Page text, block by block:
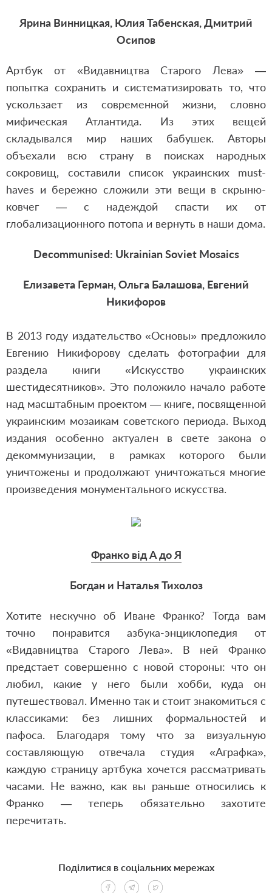
Ярина Винницкая, Юлия Табенская, Дмитрий
Осипов
Артбук от «Видавництва Старого Лева» —
попытка сохранить и систематизировать то, что
ускользает из современной жизни, словно
мифическая Атлантида. Из этих вещей
складывался мир наших бабушек. Авторы
объехали всю страну в поисках народных
сокровищ, составили список украинских must-
haves и бережно сложили эти вещи в скрыню-
ковчег — с надеждой спасти их от
глобализационного потопа и вернуть в наши дома.
Decommunised: Ukrainian Soviet Mosaics
Елизавета Герман, Ольга Балашова, Евгений
Никифоров
В 2013 году издательство «Основы» предложило
Евгению Никифорову сделать фотографии для
раздела книги «Искусство украинских
шестидесятников». Это положило начало работе
над масштабным проектом — книге, посвященной
украинским мозаикам советского периода. Выход
издания особенно актуален в свете закона о
декоммунизации, в рамках которого были
уничтожены и продолжают уничтожаться многие
произведения монументального искусства.
Франко від А до Я
Богдан и Наталья Тихолоз
Хотите нескучно об Иване Франко? Тогда вам
точно понравится азбука-энциклопедия от
«Видавництва Старого Лева». В ней Франко
предстает совершенно с новой стороны: что он
любил, какие у него были хобби, куда он
путешествовал. Именно так и стоит знакомиться с
классиками: без лишних формальностей и
пафоса. Благодаря тому что за визуальную
составляющую отвечала студия «Аграфка»,
каждую страницу артбука хочется рассматривать
часами. Не важно, как вы раньше относились к
Франко — теперь обязательно захотите
перечитать.
Поділитися в соціальних мережах